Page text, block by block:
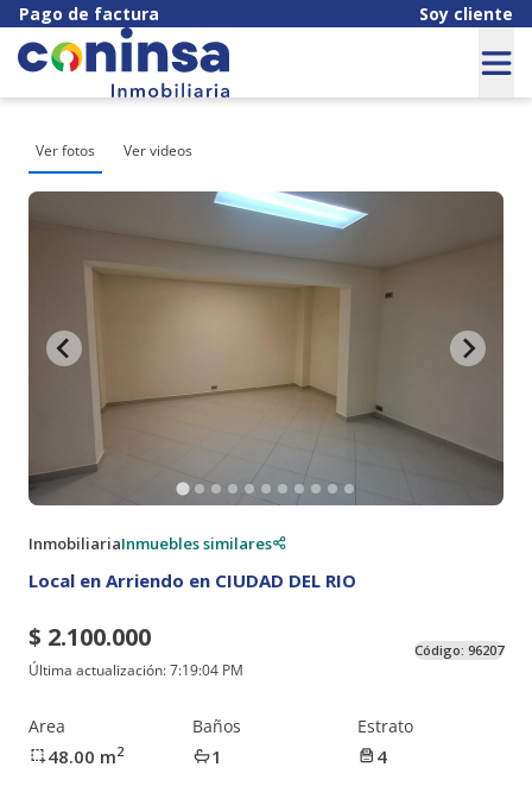
Pago de factura Soy cliente
Ver fotos Ver videos
InmobiliariaInmuebles similares
Local en Arriendo en CIUDAD DEL RIO
$ 2.100.000
Última actualización:7:19:04 PM
Código: 96207
Area
48.00 m2
Baños
1
Estrato
4